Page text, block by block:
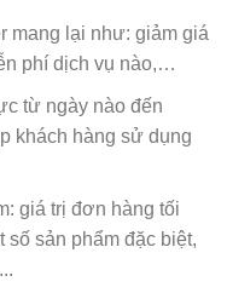
mang lại như: giảm giá
phí dịch vụ nào,…
từ ngày nào đến
khách hàng sử dụng
giá trị đơn hàng tối
số sản phẩm đặc biệt,